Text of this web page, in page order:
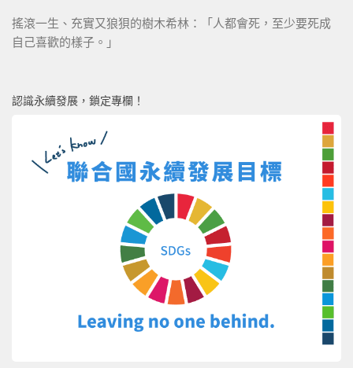
搖滾一生、充實又狼狽的樹木希林：「人都會死，至少要死成
自己喜歡的樣子。」
認識永續發展，鎖定專欄！